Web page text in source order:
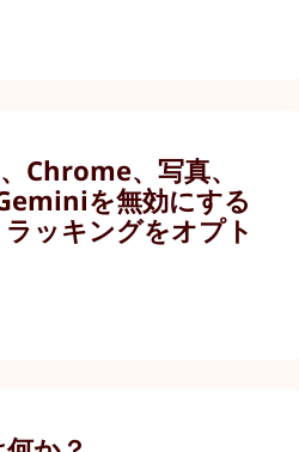
Chrome、写真、
を無効にする
ッキングをオプト